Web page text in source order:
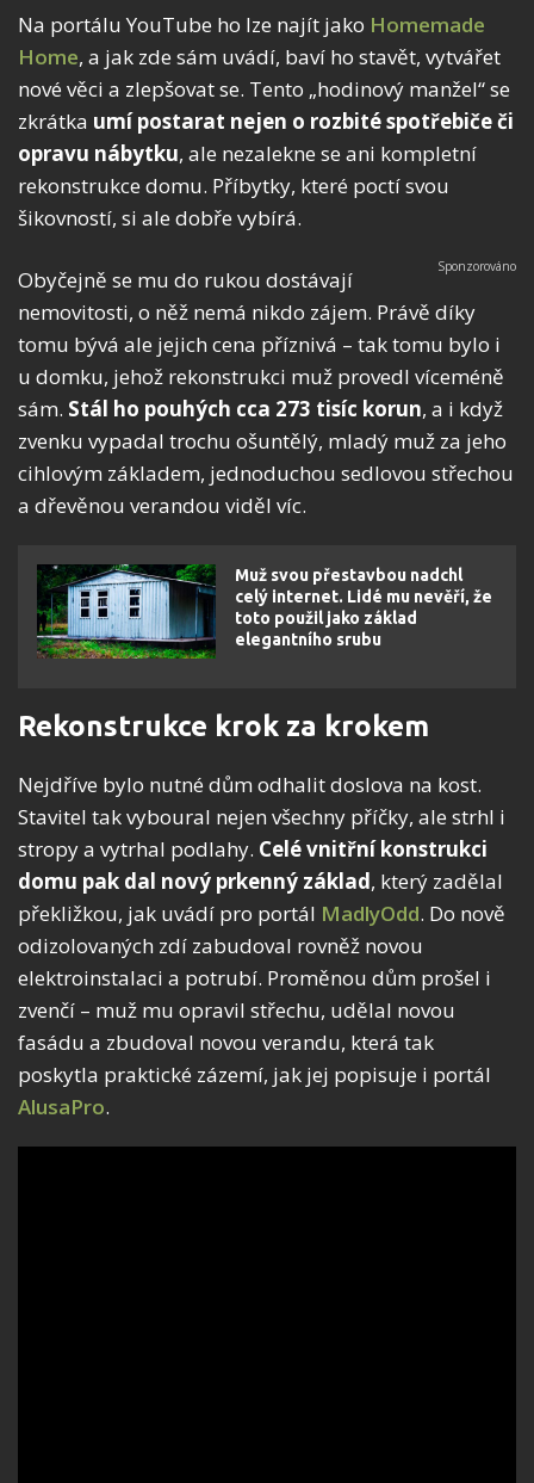
Na portálu YouTube ho lze najít jako Homemade
Home, a jak zde sám uvádí, baví ho stavět, vytvářet
nové věci a zlepšovat se. Tento „hodinový manžel“ se
zkrátka umí postarat nejen o rozbité spotřebiče či
opravu nábytku, ale nezalekne se ani kompletní
rekonstrukce domu. Příbytky, které poctí svou
šikovností, si ale dobře vybírá.
Obyčejně se mu do rukou dostávají
nemovitosti, o něž nemá nikdo zájem. Právě díky
tomu bývá ale jejich cena příznivá – tak tomu bylo i
u domku, jehož rekonstrukci muž provedl víceméně
sám. Stál ho pouhých cca 273 tisíc korun, a i když
zvenku vypadal trochu ošuntělý, mladý muž za jeho
cihlovým základem, jednoduchou sedlovou střechou
a dřevěnou verandou viděl víc.
Muž svou přestavbou nadchl
celý internet. Lidé mu nevěří, že
toto použil jako základ
elegantního srubu
Rekonstrukce krok za krokem
Nejdříve bylo nutné dům odhalit doslova na kost.
Stavitel tak vyboural nejen všechny příčky, ale strhl i
stropy a vytrhal podlahy. Celé vnitřní konstrukci
domu pak dal nový prkenný základ, který zadělal
překližkou, jak uvádí pro portál MadlyOdd. Do nově
odizolovaných zdí zabudoval rovněž novou
elektroinstalaci a potrubí. Proměnou dům prošel i
zvenčí – muž mu opravil střechu, udělal novou
fasádu a zbudoval novou verandu, která tak
poskytla praktické zázemí, jak jej popisuje i portál
AlusaPro.